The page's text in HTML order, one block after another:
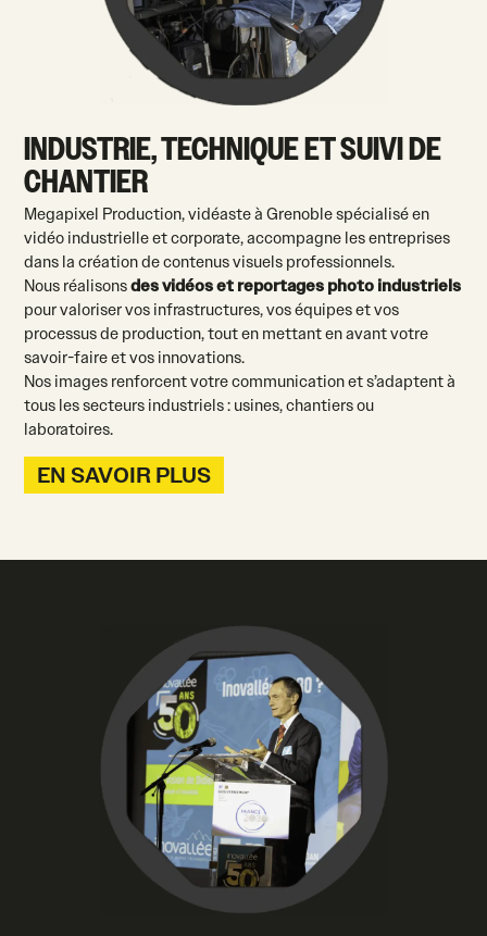
INDUSTRIE, TECHNIQUE ET SUIVI DE
CHANTIER
Megapixel Production, vidéaste à Grenoble spécialisé en
vidéo industrielle et corporate, accompagne les entreprises
dans la création de contenus visuels professionnels.
Nous réalisonsdes vidéos et reportages photo industriels
pour valoriser vos infrastructures, vos équipes et vos
processus de production, tout en mettant en avant votre
savoir-faire et vos innovations.
Nos images renforcent votre communication et s’adaptent à
tous les secteurs industriels : usines, chantiers ou
laboratoires.
EN SAVOIR PLUS